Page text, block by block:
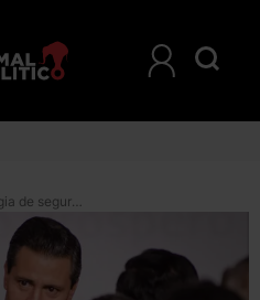
Para medios de EU, estrategia de seguridad de EPN es ‘más de lo mismo’